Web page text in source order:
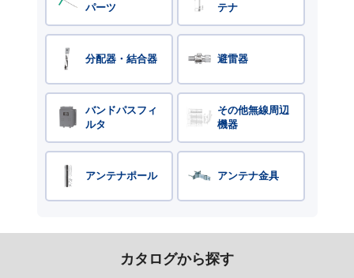
パーツ
テナ
分配器・結合器 避雷器
バンドパスフィ
ルタ
その他無線周辺
機器
アンテナポール アンテナ金具
カタログから探す